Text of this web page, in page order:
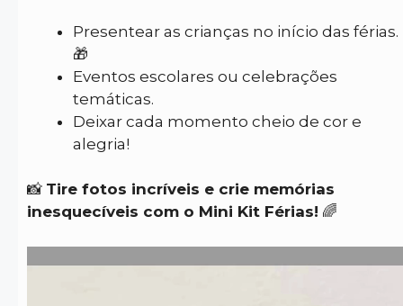
Presentear as crianças no início das férias.
🎁
Eventos escolares ou celebrações
temáticas.
Deixar cada momento cheio de cor e
alegria!
📸 Tire fotos incríveis e crie memórias
inesquecíveis com o Mini Kit Férias! 🌈